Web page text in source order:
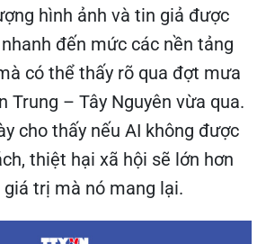
hình ảnh và tin giả được
đến mức các nền tảng
có thể thấy rõ qua đợt mưa
Trung – Tây Nguyên vừa qua.
cho thấy nếu AI không được
thiệt hại xã hội sẽ lớn hơn
trị mà nó mang lại.